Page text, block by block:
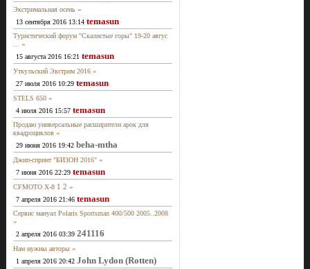
Экстримальная осень »
13 сентября 2016 13:14 temasun
Туристический форум "Скалистые горы" 19-20 авгус
»
15 августа 2016 16:21 temasun
Уткульский Экстрим 2016 »
27 июля 2016 10:29 temasun
STELS 650 »
4 июля 2016 15:57 temasun
Продаю универсальные расширители арок для
квадроциклов »
29 июня 2016 19:42 beha-mtha
Джип-спринт "БИЗОН 2016" »
7 июня 2016 22:29 temasun
CFMOTO X-8 1 2 »
7 апреля 2016 21:46 temasun
Сервис мануал Polaris Sportsman 400/500 2005..2008
»
2 апреля 2016 03:39 241116
Нам нужны авторы »
1 апреля 2016 20:42 John Lydon (Rotten)